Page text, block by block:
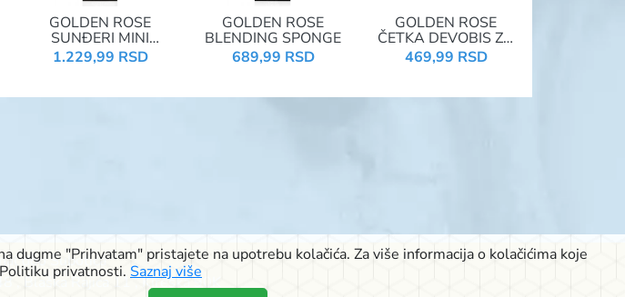
GOLDEN ROSE
SUNĐERI MINI
BEAUTY BLENDER
SET
1.229,99 RSD
GOLDEN ROSE
BLENDING SPONGE
689,99 RSD
GOLDEN ROSE
ČETKA DEVOBIS ZA
HIGHLIGHTER
469,99 RSD
doo Subotica
,Blaška Rajića 11,Kireška 90K
dugme "Prihvatam" pristajete na upotrebu kolačića. Za više informacija o kolačićima koje
privatnosti. Saznaj više